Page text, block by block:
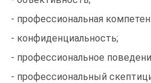
- профессиональная
- конфиденциальность;
- профессиональное
- профессиональный